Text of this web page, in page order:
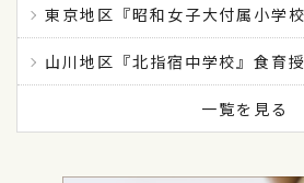
東京地区『昭和女子大付属小学
山川地区『北指宿中学校』食育
一覧を見る